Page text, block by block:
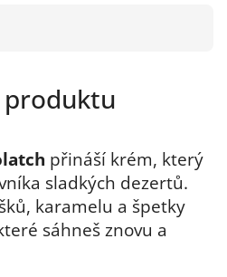
produktu
přináší krém, který
sladkých dezertů.
karamelu a špetky
sáhneš znovu a